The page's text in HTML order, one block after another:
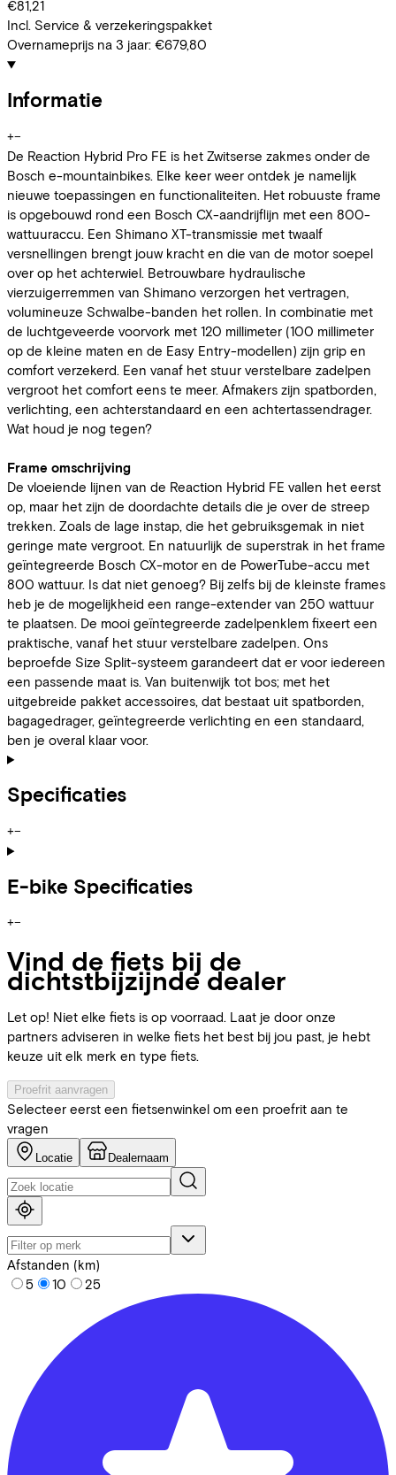
€81,21
Incl. Service & verzekeringspakket
Overnameprijs na 3 jaar: €679,80
Informatie
+−
De Reaction Hybrid Pro FE is het Zwitserse zakmes onder de
Bosch e-mountainbikes. Elke keer weer ontdek je namelijk
nieuwe toepassingen en functionaliteiten. Het robuuste frame
is opgebouwd rond een Bosch CX-aandrijflijn met een 800-
wattuuraccu. Een Shimano XT-transmissie met twaalf
versnellingen brengt jouw kracht en die van de motor soepel
over op het achterwiel. Betrouwbare hydraulische
vierzuigerremmen van Shimano verzorgen het vertragen,
volumineuze Schwalbe-banden het rollen. In combinatie met
de luchtgeveerde voorvork met 120 millimeter (100 millimeter
op de kleine maten en de Easy Entry-modellen) zijn grip en
comfort verzekerd. Een vanaf het stuur verstelbare zadelpen
vergroot het comfort eens te meer. Afmakers zijn spatborden,
verlichting, een achterstandaard en een achtertassendrager.
Wat houd je nog tegen?
Frame omschrijving
De vloeiende lijnen van de Reaction Hybrid FE vallen het eerst
op, maar het zijn de doordachte details die je over de streep
trekken. Zoals de lage instap, die het gebruiksgemak in niet
geringe mate vergroot. En natuurlijk de superstrak in het frame
geïntegreerde Bosch CX-motor en de PowerTube-accu met
800 wattuur. Is dat niet genoeg? Bij zelfs bij de kleinste frames
heb je de mogelijkheid een range-extender van 250 wattuur
te plaatsen. De mooi geïntegreerde zadelpenklem fixeert een
praktische, vanaf het stuur verstelbare zadelpen. Ons
beproefde Size Split-systeem garandeert dat er voor iedereen
een passende maat is. Van buitenwijk tot bos; met het
uitgebreide pakket accessoires, dat bestaat uit spatborden,
bagagedrager, geïntegreerde verlichting en een standaard,
ben je overal klaar voor.
Specificaties
+−
E-bike Specificaties
+−
Vind de fiets bij de
dichtstbijzijnde dealer
Let op! Niet elke fiets is op voorraad. Laat je door onze
partners adviseren in welke fiets het best bij jou past, je hebt
keuze uit elk merk en type fiets.
Proefrit aanvragen
Selecteer eerst een fietsenwinkel om een proefrit aan te
vragen
Locatie Dealernaam
Afstanden (km)
5
10 25